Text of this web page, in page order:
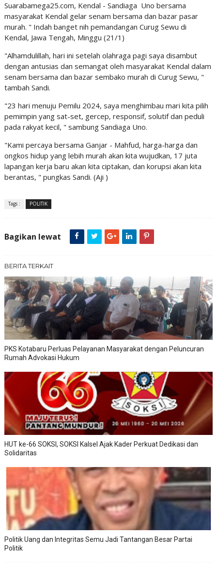
Suarabamega25.com, Kendal - Sandiaga Uno bersama
masyarakat Kendal gelar senam bersama dan bazar pasar
murah. " Indah banget nih pemandangan Curug Sewu di
Kendal, Jawa Tengah, Minggu (21/1)
"Alhamdulillah, hari ini setelah olahraga pagi saya disambut
dengan antusias dan semangat oleh masyarakat Kendal dalam
senam bersama dan bazar sembako murah di Curug Sewu, "
tambah Sandi.
"23 hari menuju Pemilu 2024, saya menghimbau mari kita pilih
pemimpin yang sat-set, gercep, responsif, solutif dan peduli
pada rakyat kecil, " sambung Sandiaga Uno.
"Kami percaya bersama Ganjar - Mahfud, harga-harga dan
ongkos hidup yang lebih murah akan kita wujudkan, 17 juta
lapangan kerja baru akan kita ciptakan, dan korupsi akan kita
berantas, " pungkas Sandi. (Aji )
Tags : POLITIK
Bagikan lewat
BERITA TERKAIT
PKS Kotabaru Perluas Pelayanan Masyarakat dengan Peluncuran
Rumah Advokasi Hukum
HUT ke-66 SOKSI, SOKSI Kalsel Ajak Kader Perkuat Dedikasi dan
Solidaritas
Politik Uang dan Integritas Semu Jadi Tantangan Besar Partai
Politik